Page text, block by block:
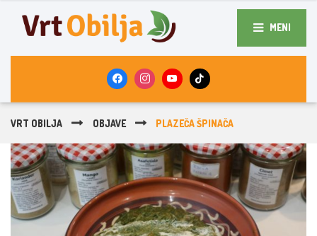
MENI
VRT OBILJA OBJAVE PLAZEČA ŠPINAČA